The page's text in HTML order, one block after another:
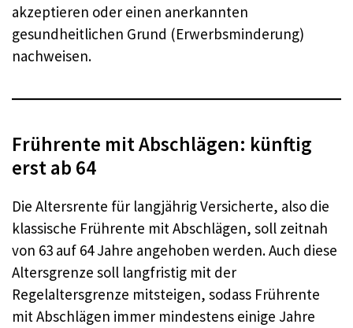
akzeptieren oder einen anerkannten
gesundheitlichen Grund (Erwerbsminderung)
nachweisen.
Frührente mit Abschlägen: künftig
erst ab 64
Die Altersrente für langjährig Versicherte, also die
klassische Frührente mit Abschlägen, soll zeitnah
von 63 auf 64 Jahre angehoben werden. Auch diese
Altersgrenze soll langfristig mit der
Regelaltersgrenze mitsteigen, sodass Frührente
mit Abschlägen immer mindestens einige Jahre